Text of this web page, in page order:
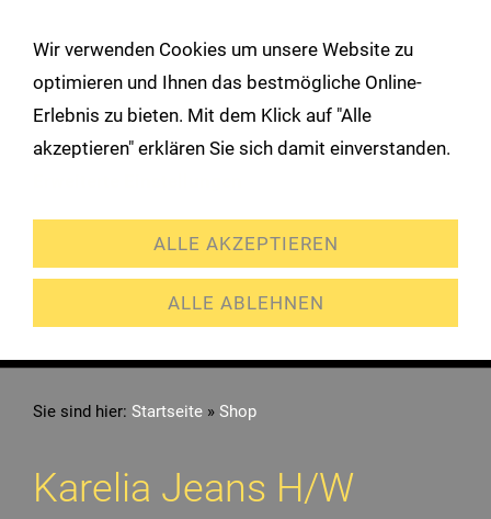
Navigation öffnen
Sie sind hier: Startseite » Shop
Karelia Jeans H/W
Wir verwenden Cookies um unsere Website zu
optimieren und Ihnen das bestmögliche Online-
Erlebnis zu bieten. Mit dem Klick auf "Alle
akzeptieren" erklären Sie sich damit einverstanden.
ALLE AKZEPTIEREN
ALLE ABLEHNEN